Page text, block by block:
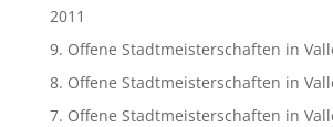
2011
9. Offene Stadtmeisterschaften in
8. Offene Stadtmeisterschaften in
7. Offene Stadtmeisterschaften in